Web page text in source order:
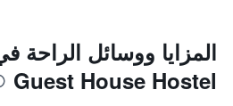
Guest House Hostel